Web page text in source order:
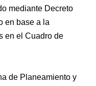
mediante Decreto
en base a la
en el Cuadro de
de Planeamiento y